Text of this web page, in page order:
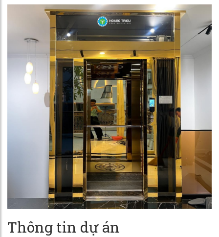
Thông tin dự án